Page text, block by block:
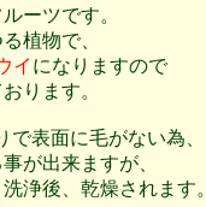
ーツです。
植物で、
イ になりますので
ります。
表面に毛がない為、
が出来ますが、
浄後、乾燥されます。